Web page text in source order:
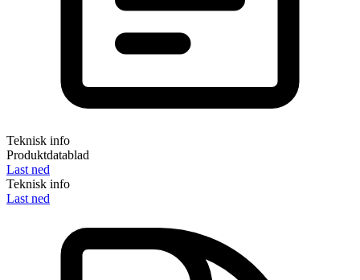
Teknisk info
Produktdatablad
Last ned
Teknisk info
Last ned